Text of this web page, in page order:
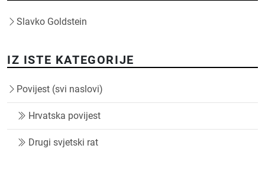
Slavko Goldstein
IZ ISTE KATEGORIJE
Povijest (svi naslovi)
Hrvatska povijest
Drugi svjetski rat